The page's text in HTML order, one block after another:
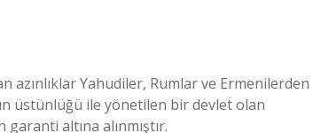
azınlıklar Yahudiler, Rumlar ve Ermenilerden
üstünlüğü ile yönetilen bir devlet olan
altına alınmıştır.